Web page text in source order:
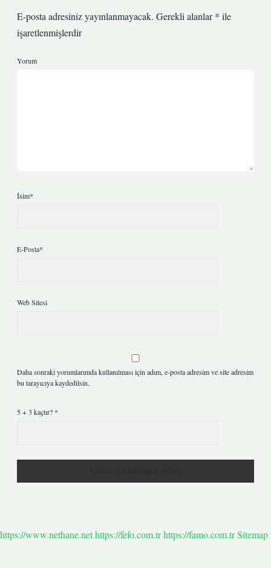
E-posta adresiniz yayınlanmayacak. Gerekli alanlar* ile
işaretlenmişlerdir
Yorum
İsim*
E-Posta*
Web Sitesi
Daha sonraki yorumlarımda kullanılması için adım, e-posta adresim ve site adresim
bu tarayıcıya kaydedilsin.
5 + 3 kaçtır? *
https://www.nethane.nethttps://fefo.com.trhttps://famo.com.trSitemap